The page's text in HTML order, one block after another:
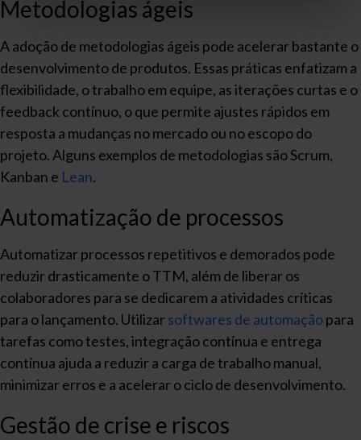
Metodologias ágeis
A adoção de metodologias ágeis pode acelerar bastante o
desenvolvimento de produtos. Essas práticas enfatizam a
flexibilidade, o trabalho em equipe, as iterações curtas e o
feedback contínuo, o que permite ajustes rápidos em
resposta a mudanças no mercado ou no escopo do
projeto. Alguns exemplos de metodologias são Scrum,
Kanban e Lean.
Automatização de processos
Automatizar processos repetitivos e demorados pode
reduzir drasticamente o TTM, além de liberar os
colaboradores para se dedicarem a atividades críticas
para o lançamento. Utilizarsoftwares de automaçãopara
tarefas como testes, integração contínua e entrega
contínua ajuda a reduzir a carga de trabalho manual,
minimizar erros e a acelerar o ciclo de desenvolvimento.
Gestão de crise e riscos